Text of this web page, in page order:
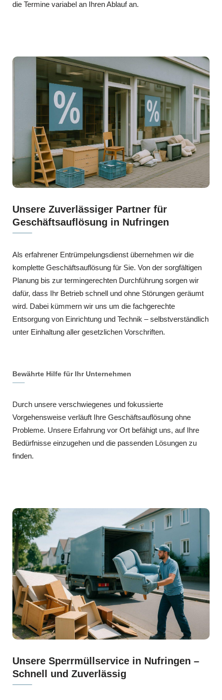
die Termine variabel an Ihren Ablauf an.
Unsere Zuverlässiger Partner für
Geschäftsauflösung in Nufringen
Als erfahrener Entrümpelungsdienst übernehmen wir die
komplette Geschäftsauflösung für Sie. Von der sorgfältigen
Planung bis zur termingerechten Durchführung sorgen wir
dafür, dass Ihr Betrieb schnell und ohne Störungen geräumt
wird. Dabei kümmern wir uns um die fachgerechte
Entsorgung von Einrichtung und Technik – selbstverständlich
unter Einhaltung aller gesetzlichen Vorschriften.
Bewährte Hilfe für Ihr Unternehmen
Durch unsere verschwiegenes und fokussierte
Vorgehensweise verläuft Ihre Geschäftsauflösung ohne
Probleme. Unsere Erfahrung vor Ort befähigt uns, auf Ihre
Bedürfnisse einzugehen und die passenden Lösungen zu
finden.
Unsere Sperrmüllservice in Nufringen –
Schnell und Zuverlässig